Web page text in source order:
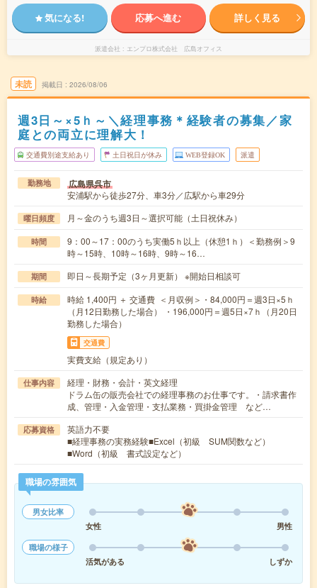
気になる! 応募へ進む 詳しく見る
派遣会社 エンプロ株式会社 広島オフィス
未読 掲載日 2026/08/06
週3日～×5ｈ～＼経理事務＊経験者の募集／家
庭との両立に理解大！
交通費別途支給あり 土日祝日が休み WEB登録OK 派遣
勤務地 広島県呉市
安浦駅から徒歩27分、車3分／広駅から車29分
曜日頻度 月～金のうち週3日～選択可能（土日祝休み）
時間
9：00～17：00のうち実働5ｈ以上（休憩1ｈ）＜勤務例＞9
時～15時、10時～16時、9時～16…
期間 即日～長期予定（3ヶ月更新） ※開始日相談可
時給
時給 1,400円 ＋ 交通費 ＜月収例＞・84,000円＝週3日×5ｈ
（月12日勤務した場合） ・196,000円＝週5日×7ｈ（月20日
勤務した場合）
交通費
実費支給（規定あり）
仕事内容
経理・財務・会計・英文経理
ドラム缶の販売会社での経理事務のお仕事です。・請求書作
成、管理・入金管理・支払業務・買掛金管理 など…
応募資格
英語力不要
■経理事務の実務経験■Excel（初級 SUM関数など）
■Word（初級 書式設定など）
職場の雰囲気
男女比率
女性
男性
職場の様子
活気がある
しずか